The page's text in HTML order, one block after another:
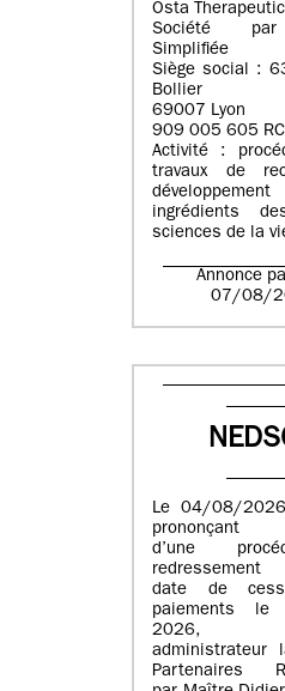
Osta
Société
Simplifiée
Siège social :
Bollier
69007 Lyon
909 005 605
Activité :
travaux de
ingrédients
sciences de la
Annonce
07/08/
Le 04/08/
prononçant
d’une
date de
paiements
2026,
administrateur
Partenaires